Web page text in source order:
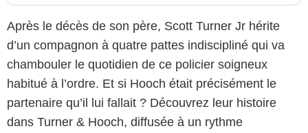
Après le décès de son père, Scott Turner Jr hérite
d’un compagnon à quatre pattes indiscipliné qui va
chambouler le quotidien de ce policier soigneux
habitué à l’ordre. Et si Hooch était précisément le
partenaire qu’il lui fallait ? Découvrez leur histoire
dans Turner & Hooch, diffusée à un rythme